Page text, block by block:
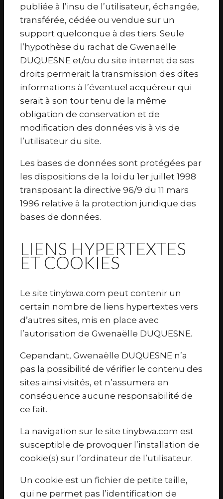
publiée à l’insu de l’utilisateur, échangée,
transférée, cédée ou vendue sur un
support quelconque à des tiers. Seule
l’hypothèse du rachat de Gwenaëlle
DUQUESNE et/ou du site internet de ses
droits permerait la transmission des dites
informations à l’éventuel acquéreur qui
serait à son tour tenu de la même
obligation de conservation et de
modification des données vis à vis de
l’utilisateur du site.
Les bases de données sont protégées par
les dispositions de la loi du 1er juillet 1998
transposant la directive 96/9 du 11 mars
1996 relative à la protection juridique des
bases de données.
LIENS HYPERTEXTES
ET COOKIES
Le site tinybwa.com peut contenir un
certain nombre de liens hypertextes vers
d’autres sites, mis en place avec
l’autorisation de Gwenaëlle DUQUESNE.
Cependant, Gwenaëlle DUQUESNE n’a
pas la possibilité de vérifier le contenu des
sites ainsi visités, et n’assumera en
conséquence aucune responsabilité de
ce fait.
La navigation sur le site tinybwa.com est
susceptible de provoquer l’installation de
cookie(s) sur l’ordinateur de l’utilisateur.
Un cookie est un fichier de petite taille,
qui ne permet pas l’identification de